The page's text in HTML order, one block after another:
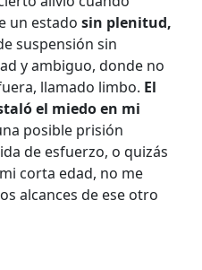
un estadosin plenitud,
suspensión sin
y ambiguo, donde no
llamado limbo. El
el miedo en mi
posible prisión
de esfuerzo, o quizás
corta edad, no me
alcances de ese otro